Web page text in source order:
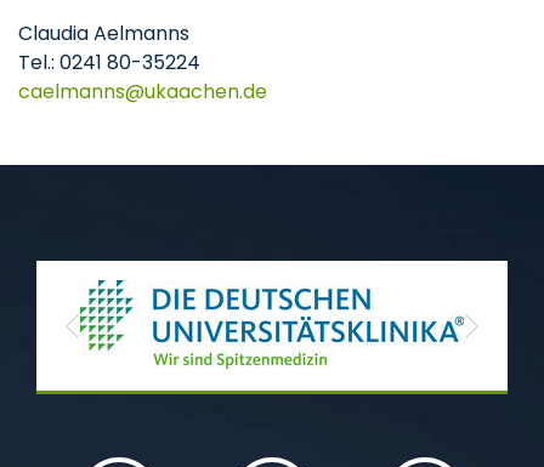
Claudia Aelmanns
Tel.: 0241 80-35224
caelmanns
ukaachende
Previous Next